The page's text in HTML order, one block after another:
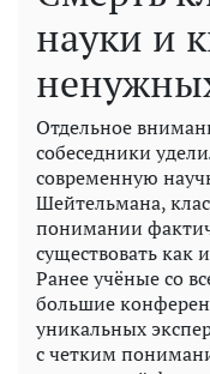
науки и
Отдельное
собеседники
современную
Шейтельмана,
понимании
существовать как
Ранее учёные со
большие
уникальных
с четким